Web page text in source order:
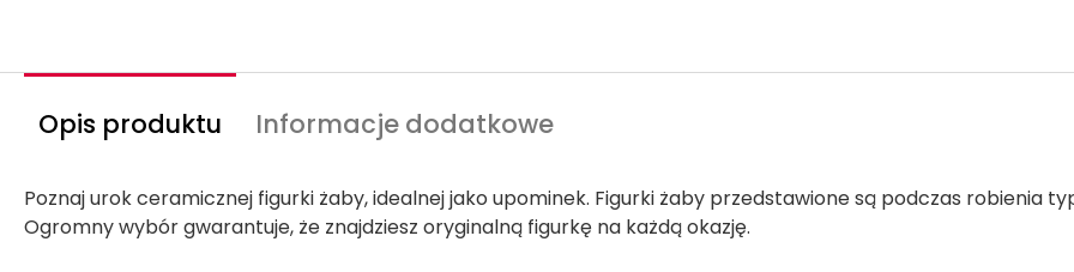
Opis produktu Informacje dodatkowe
Poznaj urok ceramicznej figurki żaby, idealnej jako upominek. Figurki żaby przedstawione są podczas robienia
Ogromny wybór gwarantuje, że znajdziesz oryginalną figurkę na każdą okazję.